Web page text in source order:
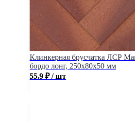
Клинкерная брусчатка ЛСР
бордо лонг, 250x80x50 мм
55.9 ₽ / шт